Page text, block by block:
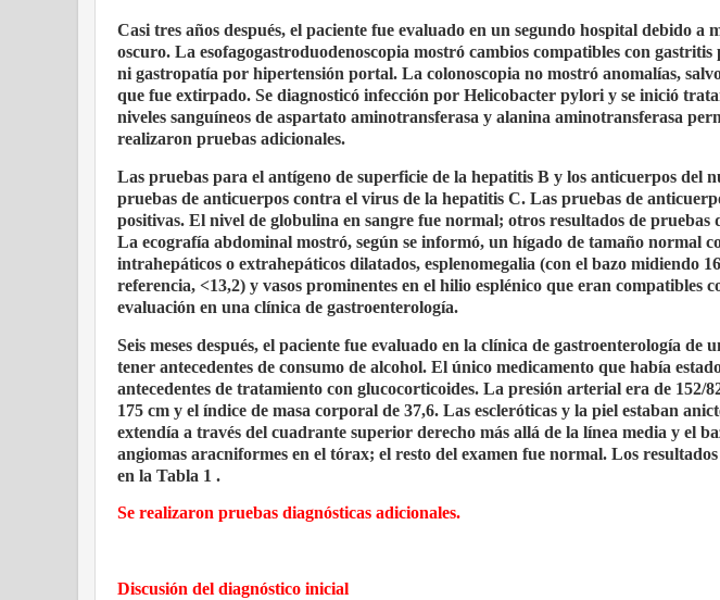
Casi tres años después, el paciente fue evaluado en un segundo hospital debido a
oscuro. La esofagogastroduodenoscopia mostró cambios compatibles con
ni gastropatía por hipertensión portal. La colonoscopia no mostró anomalías,
que fue extirpado. Se diagnosticó infección por Helicobacter pylori y se inició
niveles sanguíneos de aspartato aminotransferasa y alanina aminotransferasa
realizaron pruebas adicionales.
Las pruebas para el antígeno de superficie de la hepatitis B y los anticuerpos del
pruebas de anticuerpos contra el virus de la hepatitis C. Las pruebas de
positivas. El nivel de globulina en sangre fue normal; otros resultados de
La ecografía abdominal mostró, según se informó, un hígado de tamaño normal
intrahepáticos o extrahepáticos dilatados, esplenomegalia (con el bazo midiendo
referencia, <13,2) y vasos prominentes en el hilio esplénico que eran compatibles
evaluación en una clínica de gastroenterología.
Seis meses después, el paciente fue evaluado en la clínica de gastroenterología
tener antecedentes de consumo de alcohol. El único medicamento que había
antecedentes de tratamiento con glucocorticoides. La presión arterial era de 152/
175 cm y el índice de masa corporal de 37,6. Las escleróticas y la piel estaban
extendía a través del cuadrante superior derecho más allá de la línea media y el
angiomas aracniformes en el tórax; el resto del examen fue normal. Los
en la Tabla 1 .
Se realizaron pruebas diagnósticas adicionales.
Discusión del diagnóstico inicial